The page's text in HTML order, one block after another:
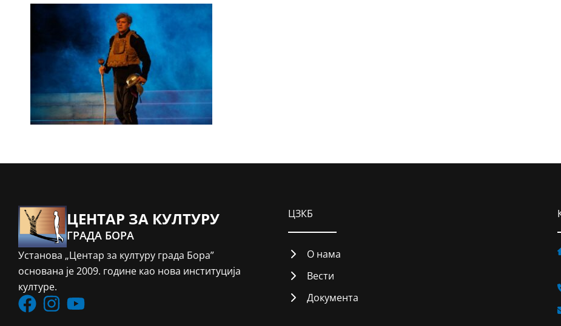
ЦЕНТАР ЗА КУЛТУРУ
ГРАДА БОРА
Установа „Центар за културу града Бора”
основана је 2009. године као нова институција
културе.
ЦЗКБ
О нама
Вести
Документа